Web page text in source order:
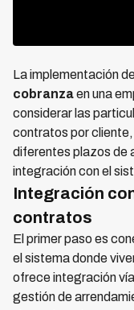
La implementación
cobranzaen una
considerar las
contratos por
diferentes plazos de
integración con el
Integración
contratos
El primer paso es
el sistema donde
ofrece integración
gestión de